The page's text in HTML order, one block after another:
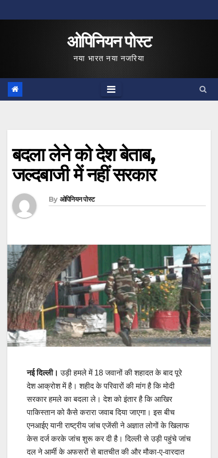
to
ओपिनियन पोस्ट
नया भारत नया नजरिया
बदला लेने को देश बेताब,
जल्‍दबाजी में नहीं सरकार
By ओपिनियन पोस्ट
नई दिल्ली। उड़ी हमले में 18 जवानों की शहादत के बाद पूरे
देश आक्रोश में है। शहीद के परिवारों की मांग है कि मोदी
सरकार हमले का बदला ले। देश को इंतार है कि आखिर
पाकिस्तान को कैसे करारा जवाब दिया जाएगा। इस बीच
एनआईए यानी राष्ट्रीय जांच एजेंसी ने अज्ञात लोगों के खिलाफ
केस दर्ज करके जांच शुरू कर दी है। दिल्ली से उड़ी पहुंचे जांच
दल ने आर्मी के अफसरों से बातचीत की और मौका-ए-वारदात